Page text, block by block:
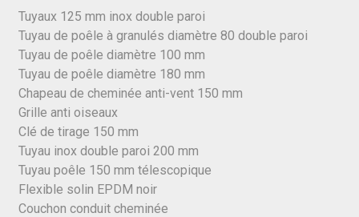
Tuyaux 125 mm inox double paroi
Tuyau de poêle à granulés diamètre 80 double paroi
Tuyau de poêle diamètre 100 mm
Tuyau de poêle diamètre 180 mm
Chapeau de cheminée anti-vent 150 mm
Grille anti oiseaux
Clé de tirage 150 mm
Tuyau inox double paroi 200 mm
Tuyau poêle 150 mm télescopique
Flexible solin EPDM noir
Couchon conduit cheminée